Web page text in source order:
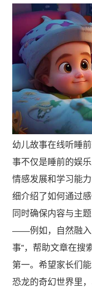
幼儿故事在线听睡
事不仅是睡前的娱
情感发展和学习能
细介绍了如何通过
同时确保内容与主
——例如，自然融入
事”，帮助文章在搜
第一。希望家长们
恐龙的奇幻世界里